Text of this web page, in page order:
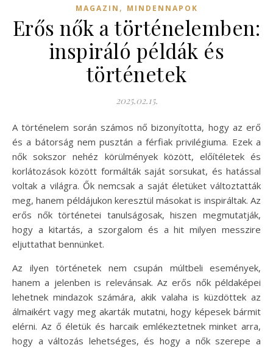
MAGAZIN , MINDENNAPOK
Erős nők a történelemben:
inspiráló példák és
történetek
2025.02.15.
A történelem során számos nő bizonyította, hogy az erő
és a bátorság nem pusztán a férfiak privilégiuma. Ezek a
nők sokszor nehéz körülmények között, előítéletek és
korlátozások között formálták saját sorsukat, és hatással
voltak a világra. Ők nemcsak a saját életüket változtatták
meg, hanem példájukon keresztül másokat is inspiráltak. Az
erős nők történetei tanulságosak, hiszen megmutatják,
hogy a kitartás, a szorgalom és a hit milyen messzire
eljuttathat bennünket.
Az ilyen történetek nem csupán múltbeli események,
hanem a jelenben is relevánsak. Az erős nők példaképei
lehetnek mindazok számára, akik valaha is küzdöttek az
álmaikért vagy meg akarták mutatni, hogy képesek bármit
elérni. Az ő életük és harcaik emlékeztetnek minket arra,
hogy a változás lehetséges, és hogy a nők szerepe a